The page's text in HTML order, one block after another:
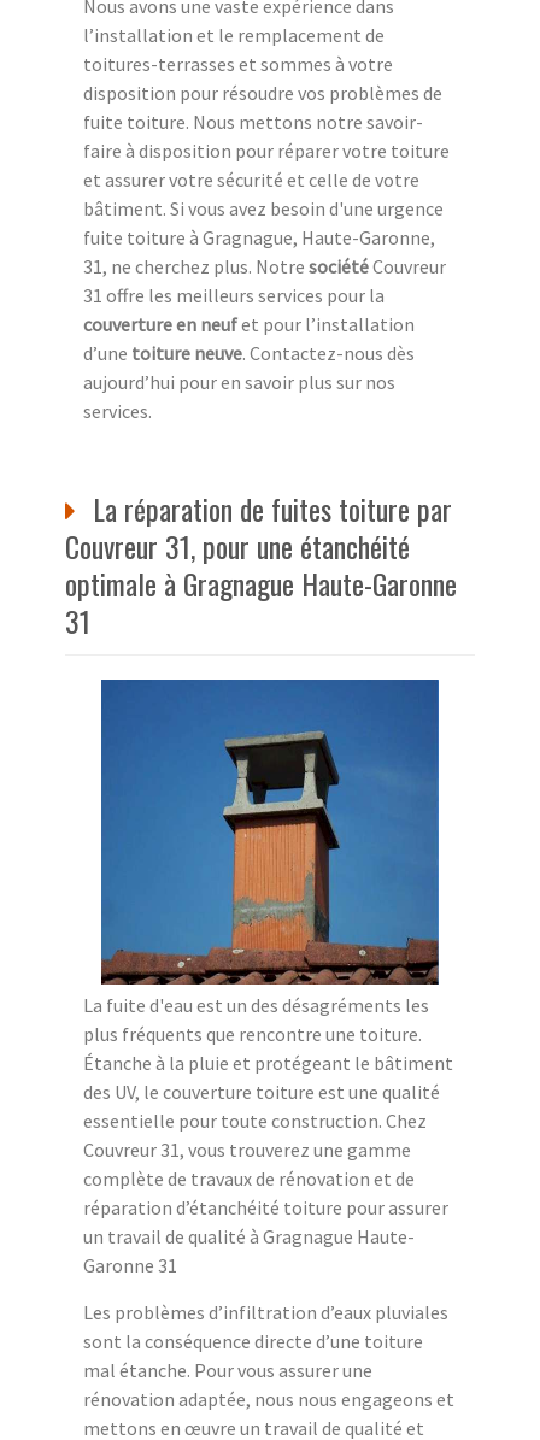
Nous avons une vaste expérience dans
l’installation et le remplacement de
toitures-terrasses et sommes à votre
disposition pour résoudre vos problèmes de
fuite toiture. Nous mettons notre savoir-
faire à disposition pour réparer votre toiture
et assurer votre sécurité et celle de votre
bâtiment. Si vous avez besoin d'une urgence
fuite toiture à Gragnague, Haute-Garonne,
31, ne cherchez plus. Notre sociétéCouvreur
31 offre les meilleurs services pour la
couverture en neufet pour l’installation
d’une toiture neuve. Contactez-nous dès
aujourd’hui pour en savoir plus sur nos
services.
La réparation de fuites toiture par
Couvreur 31, pour une étanchéité
optimale à Gragnague Haute-Garonne
31
La fuite d'eau est un des désagréments les
plus fréquents que rencontre une toiture.
Étanche à la pluie et protégeant le bâtiment
des UV, le couverture toiture est une qualité
essentielle pour toute construction. Chez
Couvreur 31, vous trouverez une gamme
complète de travaux de rénovation et de
réparation d’étanchéité toiture pour assurer
un travail de qualité à Gragnague Haute-
Garonne 31
Les problèmes d’infiltration d’eaux pluviales
sont la conséquence directe d’une toiture
mal étanche. Pour vous assurer une
rénovation adaptée, nous nous engageons et
mettons en œuvre un travail de qualité et